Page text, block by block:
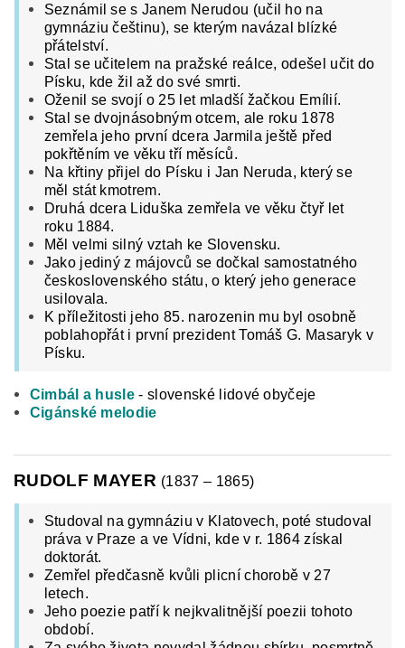
Seznámil se s Janem Nerudou (učil ho na
gymnáziu češtinu), se kterým navázal blízké
přátelství.
Stal se učitelem na pražské reálce, odešel učit do
Písku, kde žil až do své smrti.
Oženil se svojí o 25 let mladší žačkou Emílií.
Stal se dvojnásobným otcem, ale roku 1878
zemřela jeho první dcera Jarmila ještě před
pokřtěním ve věku tří měsíců.
Na křtiny přijel do Písku i Jan Neruda, který se
měl stát kmotrem.
Druhá dcera Liduška zemřela ve věku čtyř let
roku 1884.
Měl velmi silný vztah ke Slovensku.
Jako jediný z májovců se dočkal samostatného
československého státu, o který jeho generace
usilovala.
K příležitosti jeho 85. narozenin mu byl osobně
poblahopřát i první prezident Tomáš G. Masaryk v
Písku.
Cimbál a husle- slovenské lidové obyčeje
Cigánské melodie
RUDOLF MAYER (1837 – 1865)
Studoval na gymnáziu v Klatovech, poté studoval
práva v Praze a ve Vídni, kde v r. 1864 získal
doktorát.
Zemřel předčasně kvůli plicní chorobě v 27
letech.
Jeho poezie patří k nejkvalitnější poezii tohoto
období.